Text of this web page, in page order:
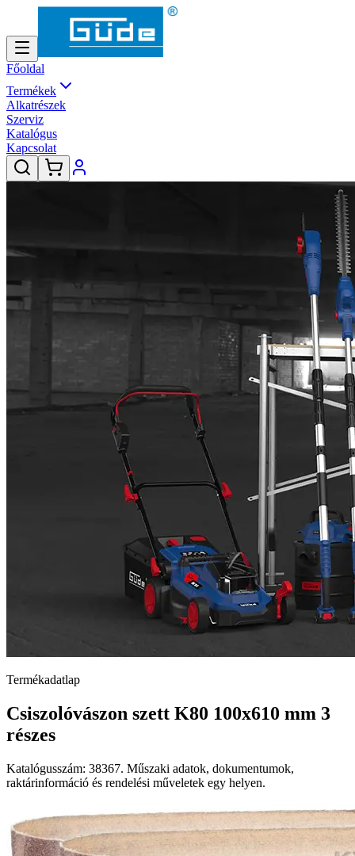
Főoldal
Termékek
Alkatrészek
Szerviz
Katalógus
Kapcsolat
Termékadatlap
Csiszolóvászon szett K80 100x610 mm 3
részes
Katalógusszám: 38367. Műszaki adatok, dokumentumok,
raktárinformáció és rendelési műveletek egy helyen.